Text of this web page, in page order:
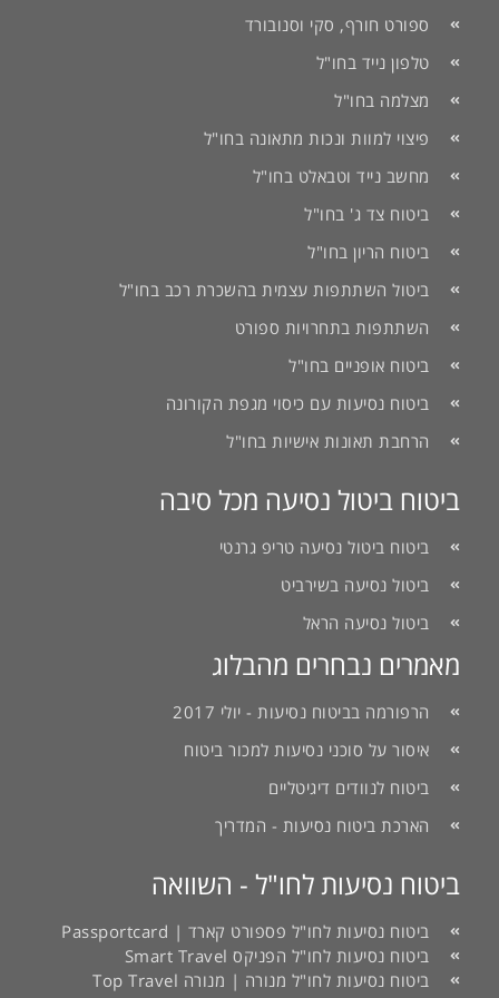
ספורט חורף, סקי וסנובורד
טלפון נייד בחו"ל
מצלמה בחו"ל
פיצוי למוות ונכות מתאונה בחו"ל
מחשב נייד וטבאלט בחו"ל
ביטוח צד ג' בחו"ל
ביטוח הריון בחו"ל
ביטול השתתפות עצמית בהשכרת רכב בחו"ל
השתתפות בתחרויות ספורט
ביטוח אופניים בחו"ל
ביטוח נסיעות עם כיסוי מגפת הקורונה
הרחבת תאונות אישיות בחו"ל
ביטוח ביטול נסיעה מכל סיבה
ביטוח ביטול נסיעה טריפ גרנטי
ביטול נסיעה בשירביט
ביטול נסיעה הראל
מאמרים נבחרים מהבלוג
הרפורמה בביטוח נסיעות - יולי 2017
איסור על סוכני נסיעות למכור ביטוח
ביטוח לנוודים דיגיטליים
הארכת ביטוח נסיעות - המדריך
ביטוח נסיעות לחו"ל - השוואה
ביטוח נסיעות לחו"ל פספורט קארד | Passportcard
ביטוח נסיעות לחו"ל הפניקס Smart Travel
ביטוח נסיעות לחו"ל מנורה | מנורה Top Travel